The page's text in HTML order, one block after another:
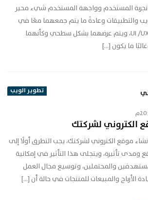
يعد الفرق بين UX و UI تجربة المستخدم وواجهة المستخدم شيء محير
والتطبيقات وعادةً ما يتم جمعهما معًا في
مصطلح واحد، تصميم UI /UX، ويتم عرضهما بشكل سطحي وكأنهما
ما يكون […]
تطوير الويب
الكتروني لشركتك
موقع الكتروني لشركتك، يجب التطرق أولًا إلى
ومدى تأثيره، ويتجلى هذا التأثير في إمكانية
والمحتملين، وتوسيع مجال العمل
الأرباح والمبيعات للمنتجات في حالة أن […]